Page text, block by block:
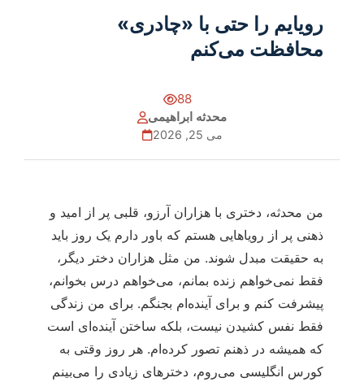
رویایم را حتی با «چادری»
محافظت می‌کنم
88
محدثه ابراهیمی
می 25, 2026
من محدثه، دختری با هزاران آرزو، قلبی پر از امید و
ذهنی پر از رویاهایی هستم که باور دارم یک روز باید
به حقیقت مبدل شوند. من مثل هزاران دختر دیگر،
فقط نمی‌خواهم زنده بمانم، می‌خواهم درس بخوانم،
پیشرفت کنم و برای آینده‌ام بجنگم. برای من زندگی
فقط نفس کشیدن نیست، بلکه ساختن آینده‌ای است
که همیشه در ذهنم تصور کرده‌ام. هر روز وقتی به
کورس انگلیسی می‌روم، دخترهای زیادی را می‌بینم